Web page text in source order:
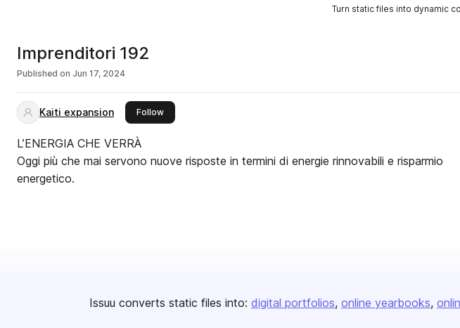
Turn static files into dynamic
Imprenditori 192
Published on Jun 17, 2024
Kaiti expansion Followthis publisher
L’ENERGIA CHE VERRÀ
Oggi più che mai servono nuove risposte in termini di energie rinnovabili e risparmio
energetico.
Issuu converts static files into: digital portfolios online yearbooks